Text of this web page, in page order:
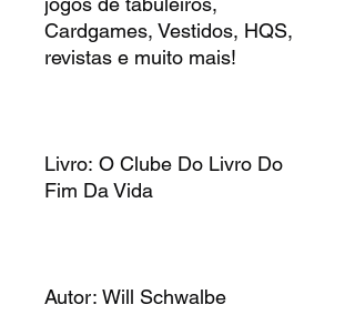
Cardgames, Vestidos, HQS,
revistas e muito mais!
Livro: O Clube Do Livro Do
Fim Da Vida
Autor: Will Schwalbe